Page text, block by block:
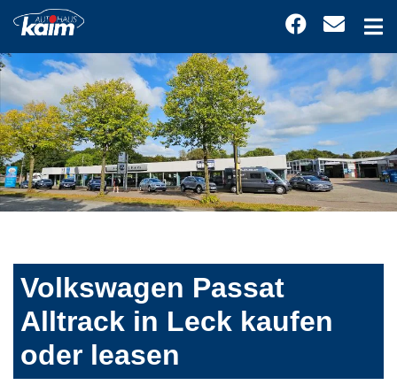
Volkswagen Passat
Alltrack in Leck kaufen
oder leasen